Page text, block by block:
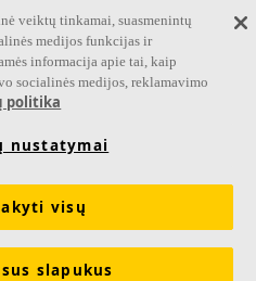
prisideda prie geros darbo
savijautą ir darbo efektyvumą.
on people" yra visko, ką darome,
veiktų tinkamai, suasmenintų
medijos funkcijas ir
informacija apie tai, kaip
socialinės medijos, reklamavimo
politika
nustatymai
visų
slapukus